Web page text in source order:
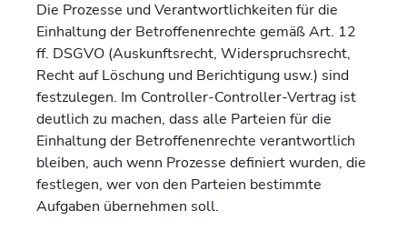
Die Prozesse und Verantwortlichkeiten für die
Einhaltung der Betroffenenrechte gemäß Art. 12
ff. DSGVO (Auskunftsrecht, Widerspruchsrecht,
Recht auf Löschung und Berichtigung usw.) sind
festzulegen. Im Controller-Controller-Vertrag ist
deutlich zu machen, dass alle Parteien für die
Einhaltung der Betroffenenrechte verantwortlich
bleiben, auch wenn Prozesse definiert wurden, die
festlegen, wer von den Parteien bestimmte
Aufgaben übernehmen soll.